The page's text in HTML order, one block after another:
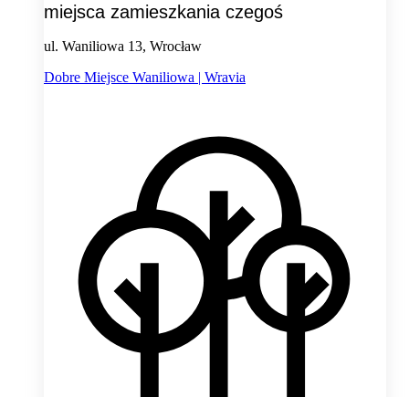
miejsca zamieszkania czegoś
ul. Waniliowa 13, Wrocław
Dobre Miejsce Waniliowa | Wravia